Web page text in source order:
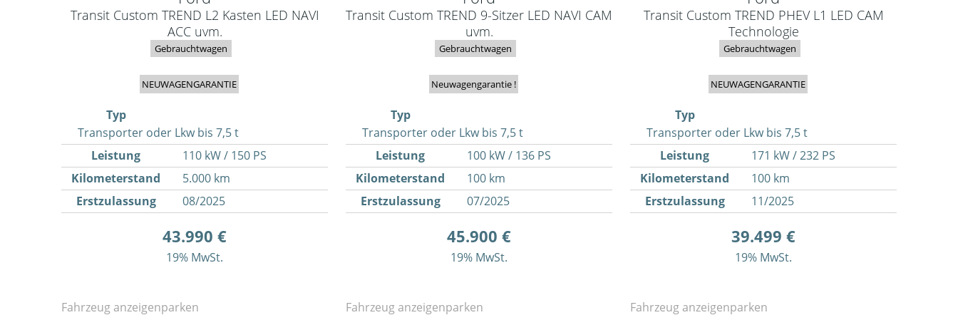
Transit Custom TREND L2 Kasten LED NAVI
ACC uvm.
Gebrauchtwagen
NEUWAGENGARANTIE
Typ
Transporter oder Lkw bis 7,5 t
Leistung
110 kW / 150 PS
Kilometerstand
5.000 km
Erstzulassung
08/2025
43.990 €
19% MwSt.
Fahrzeug anzeigenparken
Transit Custom TREND 9-Sitzer LED NAVI CAM
uvm.
Gebrauchtwagen
Neuwagengarantie !
Typ
Transporter oder Lkw bis 7,5 t
Leistung
100 kW / 136 PS
Kilometerstand
100 km
Erstzulassung
07/2025
45.900 €
19% MwSt.
Fahrzeug anzeigenparken
Transit Custom TREND PHEV L1 LED CAM
Technologie
Gebrauchtwagen
NEUWAGENGARANTIE
Typ
Transporter oder Lkw bis 7,5 t
Leistung
171 kW / 232 PS
Kilometerstand
100 km
Erstzulassung
11/2025
39.499 €
19% MwSt.
Fahrzeug anzeigenparken